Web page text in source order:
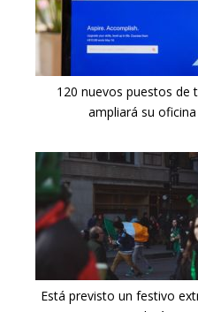
120 nuevos puestos de
ampliará su
Está previsto un festivo